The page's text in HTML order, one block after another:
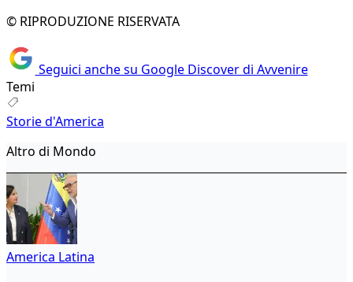
© RIPRODUZIONE RISERVATA
Seguici anche su Google Discover di Avvenire
Temi
Storie d'America
Altro di Mondo
America Latina